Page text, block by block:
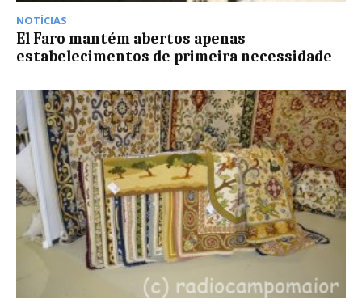
NOTÍCIAS
El Faro mantém abertos apenas
estabelecimentos de primeira necessidade